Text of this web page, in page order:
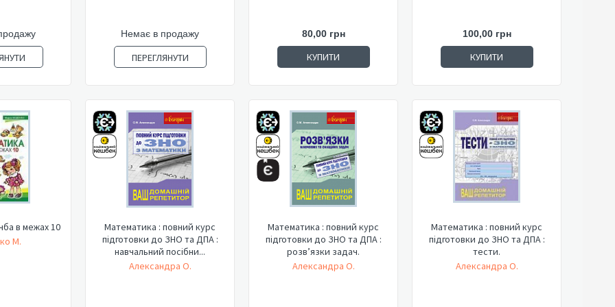
Немає в продажу
ПЕРЕГЛЯНУТИ
80,00 грн
КУПИТИ
100,00 грн
КУПИТИ
в межах 10
М.
Математика : повний курс
підготовки до ЗНО та ДПА :
навчальний посібни...
Александра О.
Математика : повний курс
підготовки до ЗНО та ДПА :
розв’язки задач.
Александра О.
Математика : повний курс
підготовки до ЗНО та ДПА :
тести.
Александра О.